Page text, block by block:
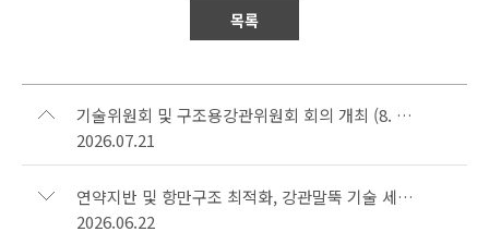
목록
기술위원회 및 구조용강관위원회 회의 개최 (8. 27)
2026.07.21
연약지반 및 항만구조 최적화, 강관말뚝 기술 세미나(간담회) 개최 (참석 요청)
2026.06.22